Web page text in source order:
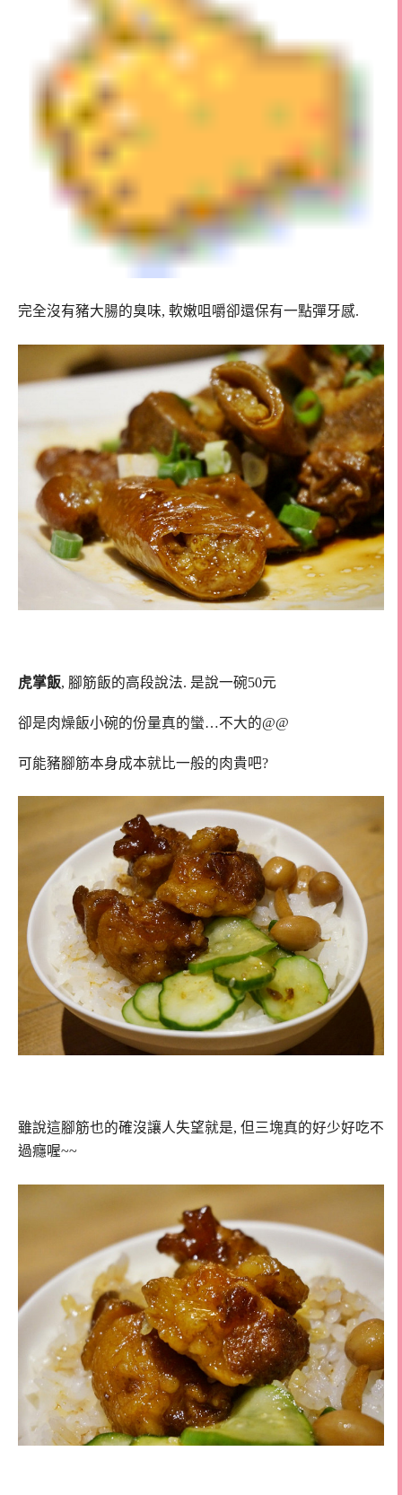
完全沒有豬大腸的臭味, 軟嫩咀嚼卻還保有一點彈牙感.
虎掌飯, 腳筋飯的高段說法. 是說一碗50元
卻是肉燥飯小碗的份量真的蠻…不大的@@
可能豬腳筋本身成本就比一般的肉貴吧?
雖說這腳筋也的確沒讓人失望就是, 但三塊真的好少好吃不
過癮喔~~